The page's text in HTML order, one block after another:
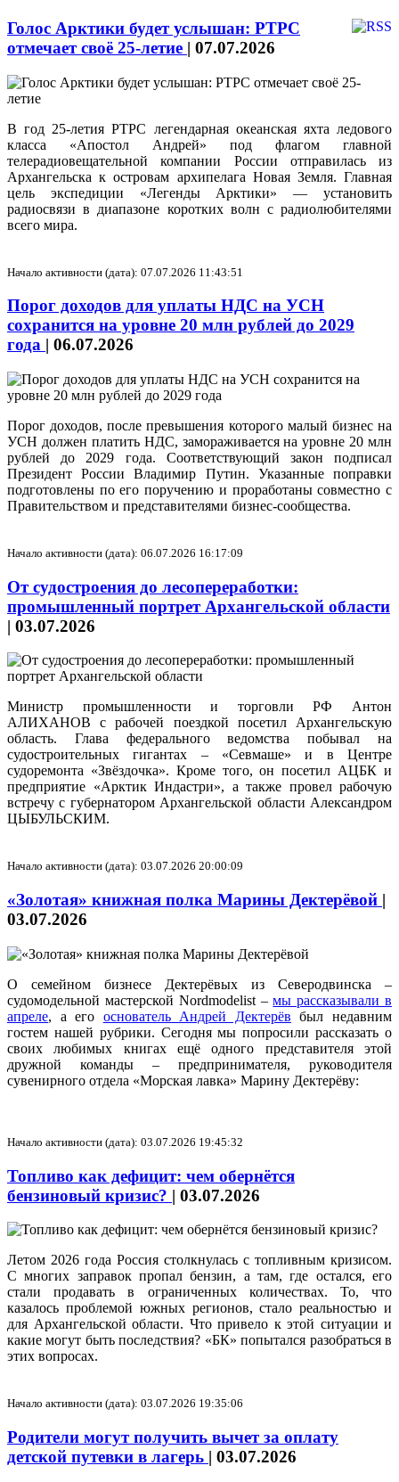
Голос Арктики будет услышан: РТРС
отмечает своё 25-летие | 07.07.2026
В год 25-летия РТРС легендарная океанская яхта ледового
класса «Апостол Андрей» под флагом главной
телерадиовещательной компании России отправилась из
Архангельска к островам архипелага Новая Земля. Главная
цель экспедиции «Легенды Арктики» — установить
радиосвязи в диапазоне коротких волн с радиолюбителями
всего мира.
Начало активности (дата): 07.07.2026 11:43:51
Порог доходов для уплаты НДС на УСН
сохранится на уровне 20 млн рублей до 2029
года | 06.07.2026
Порог доходов, после превышения которого малый бизнес на
УСН должен платить НДС, замораживается на уровне 20 млн
рублей до 2029 года. Соответствующий закон подписал
Президент России Владимир Путин. Указанные поправки
подготовлены по его поручению и проработаны совместно с
Правительством и представителями бизнес-сообщества.
Начало активности (дата): 06.07.2026 16:17:09
От судостроения до лесопереработки:
промышленный портрет Архангельской области
| 03.07.2026
Министр промышленности и торговли РФ Антон
АЛИХАНОВ с рабочей поездкой посетил Архангельскую
область. Глава федерального ведомства побывал на
судостроительных гигантах – «Севмаше» и в Центре
судоремонта «Звёздочка». Кроме того, он посетил АЦБК и
предприятие «Арктик Индастри», а также провел рабочую
встречу с губернатором Архангельской области Александром
ЦЫБУЛЬСКИМ.
Начало активности (дата): 03.07.2026 20:00:09
«Золотая» книжная полка Марины Дектерёвой |
03.07.2026
О семейном бизнесе Дектерёвых из Северодвинска –
судомодельной мастерской Nordmodelist –мы рассказывали в
апреле, а его основатель Андрей Дектерёв был недавним
гостем нашей рубрики. Сегодня мы попросили рассказать о
своих любимых книгах ещё одного представителя этой
дружной команды – предпринимателя, руководителя
сувенирного отдела «Морская лавка» Марину Дектерёву:
Начало активности (дата): 03.07.2026 19:45:32
Топливо как дефицит: чем обернётся
бензиновый кризис? | 03.07.2026
Летом 2026 года Россия столкнулась с топливным кризисом.
С многих заправок пропал бензин, а там, где остался, его
стали продавать в ограниченных количествах. То, что
казалось проблемой южных регионов, стало реальностью и
для Архангельской области. Что привело к этой ситуации и
какие могут быть последствия? «БК» попытался разобраться в
этих вопросах.
Начало активности (дата): 03.07.2026 19:35:06
Родители могут получить вычет за оплату
детской путевки в лагерь | 03.07.2026